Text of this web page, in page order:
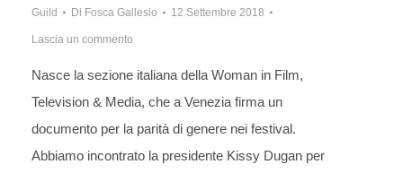
Guild Di Fosca Gallesio 12 Settembre 2018
Lascia un commento
Nasce la sezione italiana della Woman in Film,
Television & Media, che a Venezia firma un
documento per la parità di genere nei festival.
Abbiamo incontrato la presidente Kissy Dugan per